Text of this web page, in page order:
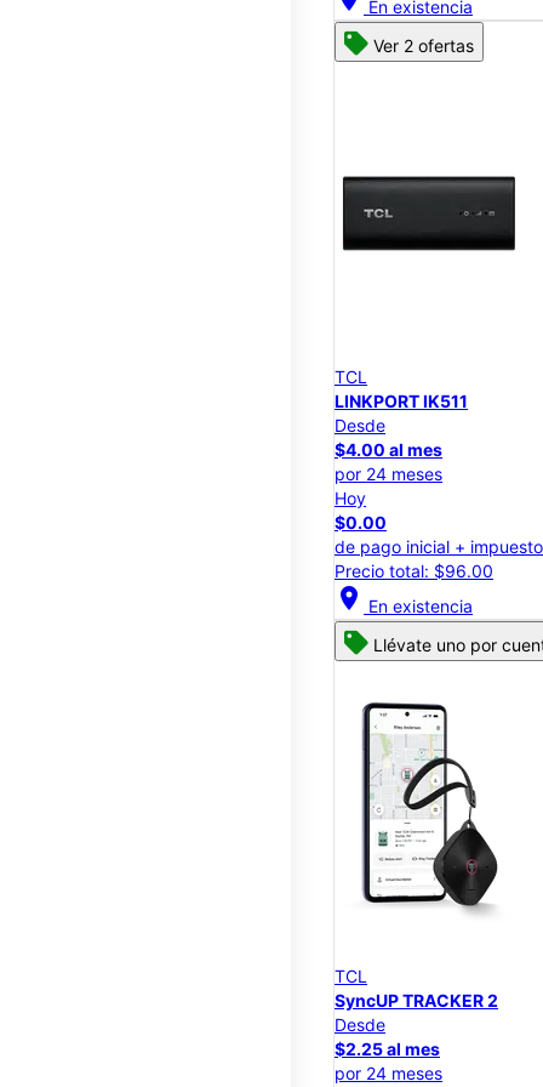
En existencia
Ver 2 ofertas
TCL
LINKPORT IK511
Desde
$4.00 al mes
por 24 meses
Hoy
$0.00
de pago inicial +
Precio total: $96.00
location_on En existencia
Llévate uno por
TCL
SyncUP TRACKER 2
Desde
$2.25 al mes
por 24 meses